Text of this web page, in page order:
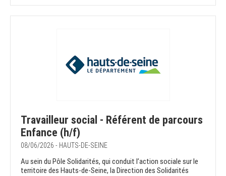
Travailleur social - Référent de parcours
Enfance (h/f)
08/06/2026 - HAUTS-DE-SEINE
Au sein du Pôle Solidarités, qui conduit l’action sociale sur le
territoire des Hauts-de-Seine, la Direction des Solidarités